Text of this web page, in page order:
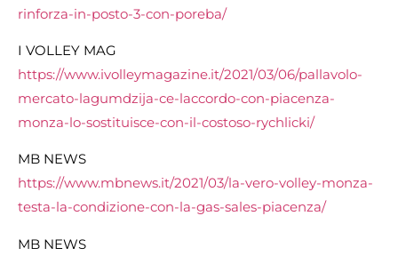
rinforza-in-posto-3-con-poreba/
I VOLLEY MAG
https://www.ivolleymagazine.it/2021/03/06/pallavolo-
mercato-lagumdzija-ce-laccordo-con-piacenza-
monza-lo-sostituisce-con-il-costoso-rychlicki/
MB NEWS
https://www.mbnews.it/2021/03/la-vero-volley-monza-
testa-la-condizione-con-la-gas-sales-piacenza/
MB NEWS